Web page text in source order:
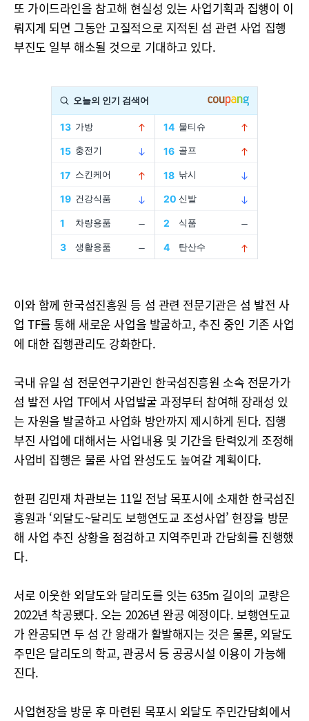
또 가이드라인을 참고해 현실성 있는 사업기획과 집행이 이
뤄지게 되면 그동안 고질적으로 지적된 섬 관련 사업 집행
부진도 일부 해소될 것으로 기대하고 있다.
이와 함께 한국섬진흥원 등 섬 관련 전문기관은 섬 발전 사
업 TF를 통해 새로운 사업을 발굴하고, 추진 중인 기존 사업
에 대한 집행관리도 강화한다.
국내 유일 섬 전문연구기관인 한국섬진흥원 소속 전문가가
섬 발전 사업 TF에서 사업발굴 과정부터 참여해 장래성 있
는 자원을 발굴하고 사업화 방안까지 제시하게 된다. 집행
부진 사업에 대해서는 사업내용 및 기간을 탄력있게 조정해
사업비 집행은 물론 사업 완성도도 높여갈 계획이다.
한편 김민재 차관보는 11일 전남 목포시에 소재한 한국섬진
흥원과 ‘외달도~달리도 보행연도교 조성사업’ 현장을 방문
해 사업 추진 상황을 점검하고 지역주민과 간담회를 진행했
다.
서로 이웃한 외달도와 달리도를 잇는 635m 길이의 교량은
2022년 착공됐다. 오는 2026년 완공 예정이다. 보행연도교
가 완공되면 두 섬 간 왕래가 활발해지는 것은 물론, 외달도
주민은 달리도의 학교, 관공서 등 공공시설 이용이 가능해
진다.
사업현장을 방문 후 마련된 목포시 외달도 주민간담회에서